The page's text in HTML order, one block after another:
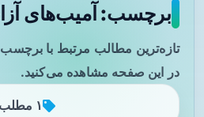
برچسب: آمیب‌های
تازه‌ترین مطالب مرتبط با
در این صفحه مشاهده می‌کنید.
۱ مطلب